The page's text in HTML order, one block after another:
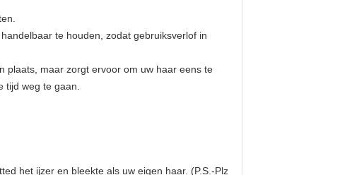
te houden, zodat gebruiksverlof in
plaats, maar zorgt ervoor om uw haar eens te
tijd weg te gaan.
het ijzer en bleekte als uw eigen haar. (P.S.-Plz